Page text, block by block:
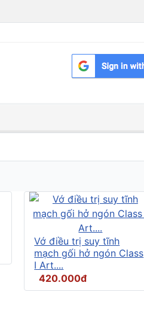
Vớ điều trị suy tĩnh
mạch gối hở ngón Class
I Art....
420.000đ